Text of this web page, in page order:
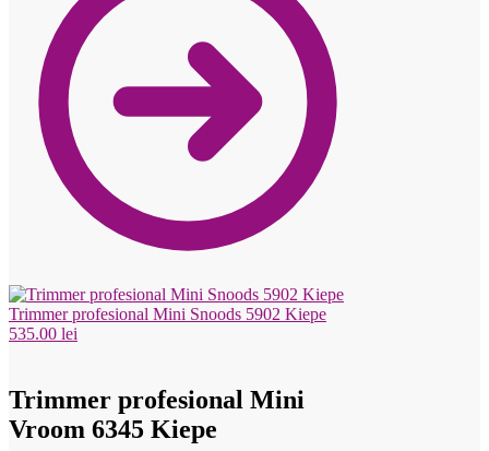
Trimmer profesional Mini Snoods 5902 Kiepe
535.00 lei
Trimmer profesional Mini
Vroom 6345 Kiepe